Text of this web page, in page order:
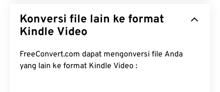
Konversi file lain ke format
Kindle Video
FreeConvert.com dapat mengonversi file Anda
yang lain ke format Kindle Video :